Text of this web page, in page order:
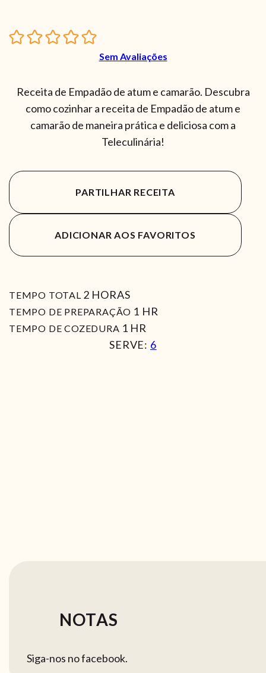
Sem Avaliações
Receita de Empadão de atum e camarão. Descubra
como cozinhar a receita de Empadão de atum e
camarão de maneira prática e deliciosa com a
Teleculinária!
PARTILHAR RECEITA
ADICIONAR AOS FAVORITOS
TEMPO TOTAL 2HORAS
HORAS
TEMPO DE PREPARAÇÃO 1 HORA
HR
TEMPO DE COZEDURA 1 HORA
HR
SERVE: 6
NOTAS
Siga-nos no facebook.